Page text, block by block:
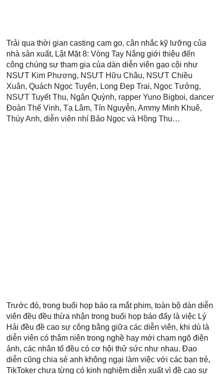
Trải qua thời gian casting cam go, cân nhắc kỹ lưỡng của
nhà sản xuất, Lật Mặt 8: Vòng Tay Nắng giới thiệu đến
công chúng sự tham gia của dàn diễn viên gạo cội như
N SƯT Kim Phương, NSƯT Hữu Châu, NSƯT Chiều
Xuân, Quách Ngọc Tuyên, Long Đẹp Trai, Ngọc Tưởng,
NSƯT Tuyết Thu, Ngân Quỳnh, rapper Yuno Bigboi, dancer
Đoàn Thế Vinh, Tạ Lâm, Tín Nguyễn, Ammy Minh Khuê,
Thùy Anh, diễn viên nhí Bảo Ngọc và Hồng Thu…
Trước đó, trong buổi họp báo ra mắt phim, toàn bộ dàn diễn
viên đều đều thừa nhận trong buổi họp báo đấy là việc Lý
Hải đều đề cao sự công bằng giữa các diễn viên, khi dù là
diễn viên có thâm niên trong nghề hay mới chạm ngõ điện
ảnh, các nhân tố đều có cơ hội thử sức như nhau. Đạo
diễn cũng chia sẻ anh không ngại làm việc với các bạn trẻ,
TikToker chưa từng có kinh nghiệm diễn xuất vì đề cao sự